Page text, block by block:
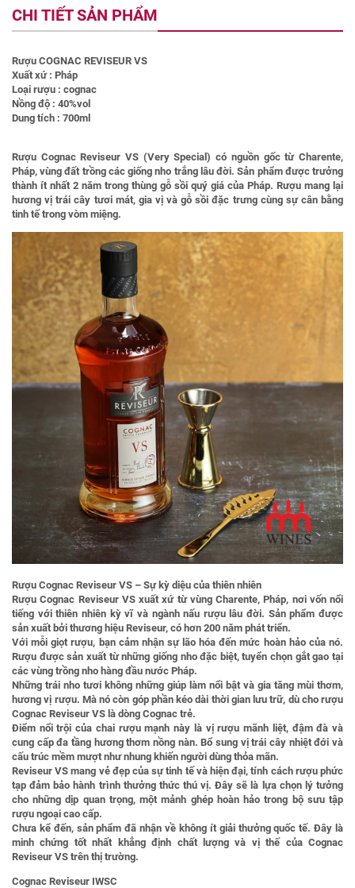
CHI TIẾT SẢN PHẨM
Rượu COGNAC REVISEUR VS
Xuất xứ : Pháp
Loại rượu : cognac
Nồng độ : 40%vol
Dung tích : 700ml
Rượu Cognac Reviseur VS (Very Special) có nguồn gốc từ Charente,
Pháp, vùng đất trồng các giống nho trắng lâu đời. Sản phẩm được trưởng
thành ít nhất 2 năm trong thùng gỗ sồi quý giá của Pháp. Rượu mang lại
hương vị trái cây tươi mát, gia vị và gỗ sồi đặc trưng cùng sự cân bằng
tinh tế trong vòm miệng.
Rượu Cognac Reviseur VS – Sự kỳ diệu của thiên nhiên
Rượu Cognac Reviseur VS xuất xứ từ vùng Charente, Pháp, nơi vốn nổi
tiếng với thiên nhiên kỳ vĩ và ngành nấu rượu lâu đời. Sản phẩm được
sản xuất bởi thương hiệu Reviseur, có hơn 200 năm phát triển.
Với mỗi giọt rượu, bạn cảm nhận sự lão hóa đến mức hoàn hảo của nó.
Rượu được sản xuất từ những giống nho đặc biệt, tuyển chọn gắt gao tại
các vùng trồng nho hàng đầu nước Pháp.
Những trái nho tươi không những giúp làm nổi bật và gia tăng mùi thơm,
hương vị rượu. Mà nó còn góp phần kéo dài thời gian lưu trữ, dù cho rượu
Cognac Reviseur VS là dòng Cognac trẻ.
Điểm nổi trội của chai rượu mạnh này là vị rượu mãnh liệt, đậm đà và
cung cấp đa tầng hương thơm nồng nàn. Bổ sung vị trái cây nhiệt đới và
cấu trúc mềm mượt như nhung khiến người dùng thỏa mãn.
Reviseur VS mang vẻ đẹp của sự tinh tế và hiện đại, tính cách rượu phức
tạp đảm bảo hành trình thưởng thức thú vị. Đây sẽ là lựa chọn lý tưởng
cho những dịp quan trọng, một mảnh ghép hoàn hảo trong bộ sưu tập
rượu ngoại cao cấp.
Chưa kể đến, sản phẩm đã nhận về không ít giải thưởng quốc tế. Đây là
minh chứng tốt nhất khẳng định chất lượng và vị thế của Cognac
Reviseur VS trên thị trường.
Cognac Reviseur IWSC